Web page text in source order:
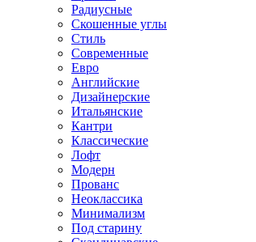
Радиусные
Скошенные углы
Стиль
Современные
Евро
Английские
Дизайнерские
Итальянские
Кантри
Классические
Лофт
Модерн
Прованс
Неоклассика
Минимализм
Под старину